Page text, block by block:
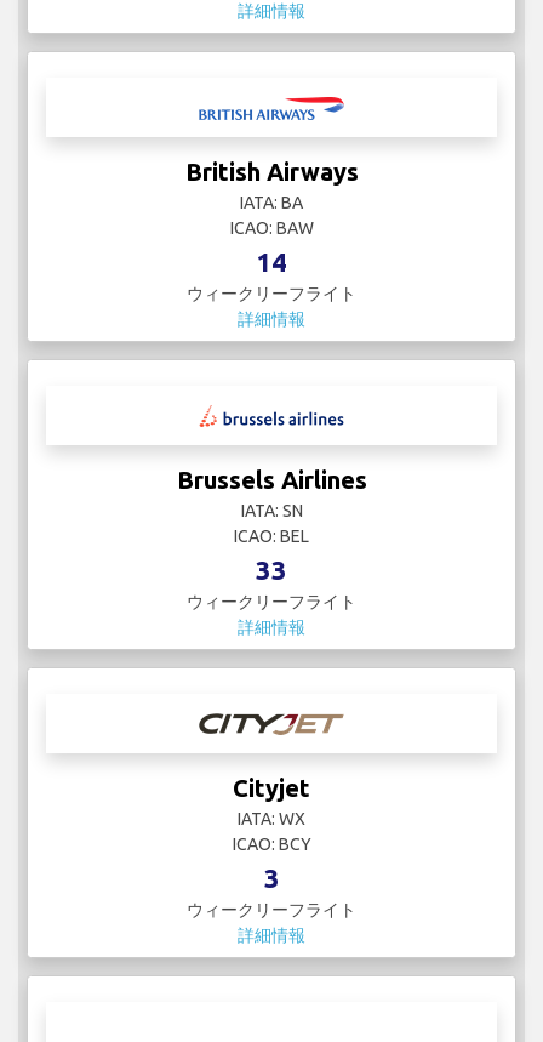
詳細情報
British Airways
IATA: BA
ICAO: BAW
14
ウィークリーフライト
詳細情報
Brussels Airlines
IATA: SN
ICAO: BEL
33
ウィークリーフライト
詳細情報
Cityjet
IATA: WX
ICAO: BCY
3
ウィークリーフライト
詳細情報